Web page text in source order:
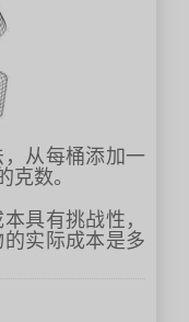
从每桶添加一
克数。
具有挑战性，
实际成本是多